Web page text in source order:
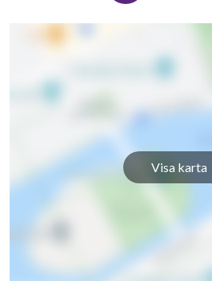
Visa karta